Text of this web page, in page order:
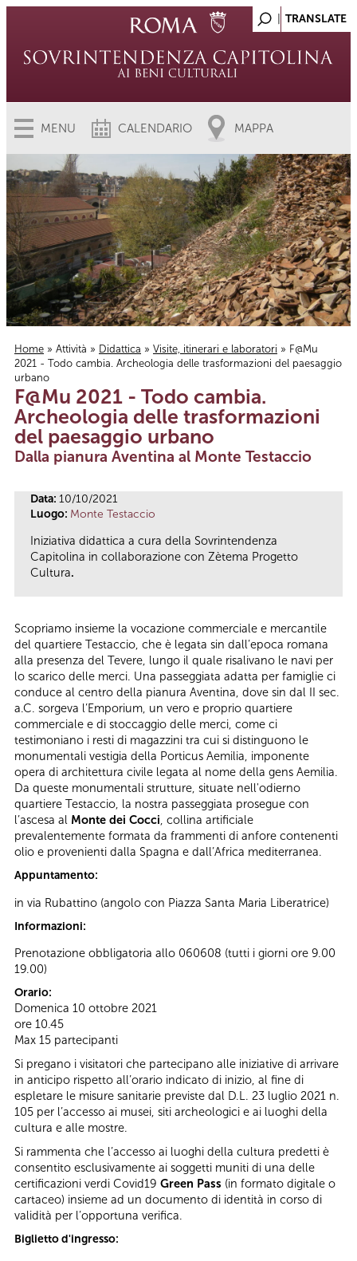
MENU CALENDARIO MAPPA
Tu sei qui
Home » Attività » Didattica » Visite, itinerari e laboratori » F@Mu
2021 - Todo cambia. Archeologia delle trasformazioni del paesaggio
urbano
F@Mu 2021 - Todo cambia.
Archeologia delle trasformazioni
del paesaggio urbano
Dalla pianura Aventina al Monte Testaccio
Data: 10/10/2021
Luogo: Monte Testaccio
Iniziativa didattica a cura della Sovrintendenza
Capitolina in collaborazione con Zètema Progetto
Cultura.
Scopriamo insieme la vocazione commerciale e mercantile
del quartiere Testaccio, che è legata sin dall’epoca romana
alla presenza del Tevere, lungo il quale risalivano le navi per
lo scarico delle merci. Una passeggiata adatta per famiglie ci
conduce al centro della pianura Aventina, dove sin dal II sec.
a.C. sorgeva l’Emporium, un vero e proprio quartiere
commerciale e di stoccaggio delle merci, come ci
testimoniano i resti di magazzini tra cui si distinguono le
monumentali vestigia della Porticus Aemilia, imponente
opera di architettura civile legata al nome della gens Aemilia.
Da queste monumentali strutture, situate nell'odierno
quartiere Testaccio, la nostra passeggiata prosegue con
l’ascesa al Monte dei Cocci, collina artificiale
prevalentemente formata da frammenti di anfore contenenti
olio e provenienti dalla Spagna e dall’Africa mediterranea.
Appuntamento:
in via Rubattino (angolo con Piazza Santa Maria Liberatrice)
Informazioni:
Prenotazione obbligatoria allo 060608 (tutti i giorni ore 9.00
19.00)
Orario:
Domenica 10 ottobre 2021
ore 10.45
Max 15 partecipanti
Si pregano i visitatori che partecipano alle iniziative di arrivare
in anticipo rispetto all’orario indicato di inizio, al fine di
espletare le misure sanitarie previste dal D.L. 23 luglio 2021 n.
105 per l’accesso ai musei, siti archeologici e ai luoghi della
cultura e alle mostre.
Si rammenta che l’accesso ai luoghi della cultura predetti è
consentito esclusivamente ai soggetti muniti di una delle
certificazioni verdi Covid19 Green Pass (in formato digitale o
cartaceo) insieme ad un documento di identità in corso di
validità per l’opportuna verifica.
Biglietto d'ingresso: